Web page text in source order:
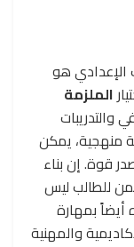
الإعدادي هو
الملزمة
والتدريبات
منهجية، يمكن
قوة. إن بناء
للطالب ليس
بمهارة
والمهنية